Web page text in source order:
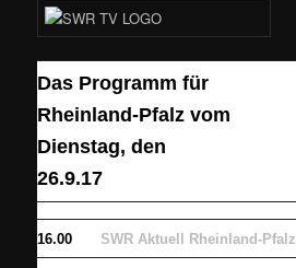
Das Programm für
Rheinland-Pfalz vom
Dienstag, den
26.9.17
16.00 SWR Aktuell Rheinland-Pfalz